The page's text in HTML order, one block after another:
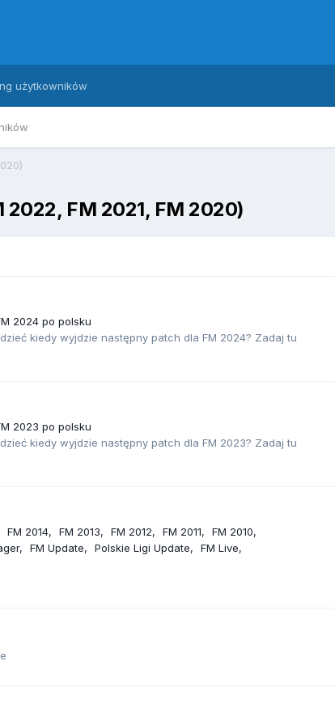
użytkowników
FM 2021, FM 2020)
2024 po polsku
kiedy wyjdzie następny patch dla FM 2024? Zadaj tu
2023 po polsku
kiedy wyjdzie następny patch dla FM 2023? Zadaj tu
FM 2014 FM 2013 FM 2012 FM 2011
FM 2010
FM Update Polskie Ligi Update
FM Live